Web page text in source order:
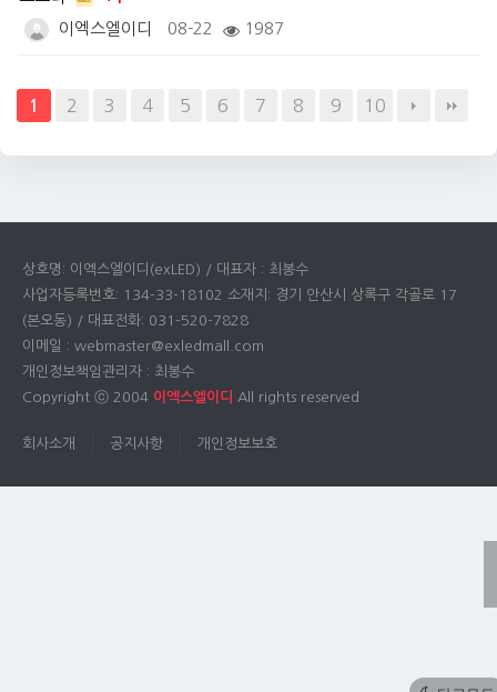
이엑스엘이디
08-22 1987
1 2 3 4 5 6 7 8 9 10
상호명: 이엑스엘이디(exLED) / 대표자 : 최봉수
사업자등록번호: 134-33-18102 소재지: 경기 안산시 상록구 각골로 17
(본오동) / 대표전화: 031-520-7828
이메일 : webmaster@exledmall.com
개인정보책임관리자 : 최봉수
Copyright ⓒ 2004 이엑스엘이디 All rights reserved
회사소개 공지사항 개인정보보호